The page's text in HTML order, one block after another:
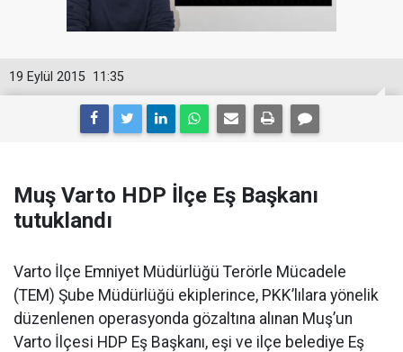
11:35
19 Eylül 2015
Muş Varto HDP İlçe Eş Başkanı
tutuklandı
Varto İlçe Emniyet Müdürlüğü Terörle Mücadele
(TEM) Şube Müdürlüğü ekiplerince, PKK’lılara yönelik
düzenlenen operasyonda gözaltına alınan Muş’un
Varto İlçesi HDP Eş Başkanı, eşi ve ilçe belediye Eş